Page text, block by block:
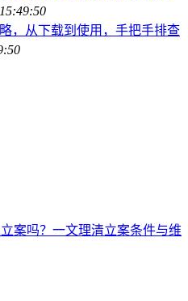
，从下载到使用，手把手排查
案吗？一文理清立案条件与维